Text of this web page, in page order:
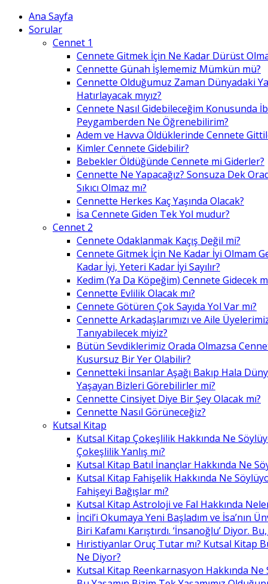
Ana Sayfa
Sorular
Cennet 1
Cennete Gitmek İçin Ne Kadar Dürüst
Cennette Günah İşlememiz Mümkün mü?
Cennette Olduğumuz Zaman Dünyadaki
Hatırlayacak mıyız?
Cennete Nasıl Gidebileceğim Konusunda
Peygamberden Ne Öğrenebilirim?
Adem ve Havva Öldüklerinde Cennete
Kimler Cennete Gidebilir?
Bebekler Öldüğünde Cennete mi Giderler?
Cennette Ne Yapacağız? Sonsuza Dek
Sıkıcı Olmaz mı?
Cennette Herkes Kaç Yaşında Olacak?
İsa Cennete Giden Tek Yol mudur?
Cennet 2
Cennete Odaklanmak Kaçış Değil mi?
Cennete Gitmek İçin Ne Kadar İyi Olmam
Kadar İyi, Yeteri Kadar İyi Sayılır?
Kedim (Ya Da Köpeğim) Cennete Gidecek
Cennette Evlilik Olacak mı?
Cennete Götüren Çok Sayıda Yol Var mı?
Cennette Arkadaşlarımızı ve Aile
Tanıyabilecek miyiz?
Bütün Sevdiklerimiz Orada Olmazsa
Kusursuz Bir Yer Olabilir?
Cennetteki İnsanlar Aşağı Bakıp Hala
Yaşayan Bizleri Görebilirler mi?
Cennette Cinsiyet Diye Bir Şey Olacak mı?
Cennette Nasıl Görüneceğiz?
Kutsal Kitap
Kutsal Kitap Çokeşlilik Hakkında Ne
Çokeşlilik Yanlış mı?
Kutsal Kitap Batıl İnançlar Hakkında Ne
Kutsal Kitap Fahişelik Hakkında Ne
Fahişeyi Bağışlar mı?
Kutsal Kitap Astroloji ve Fal Hakkında
İncil’i Okumaya Yeni Başladım ve İsa’nın
Biri Kafamı Karıştırdı. ‘İnsanoğlu’ Diyor.
Hıristiyanlar Oruç Tutar mı? Kutsal Kitap
Ne Diyor?
Kutsal Kitap Reenkarnasyon Hakkında Ne